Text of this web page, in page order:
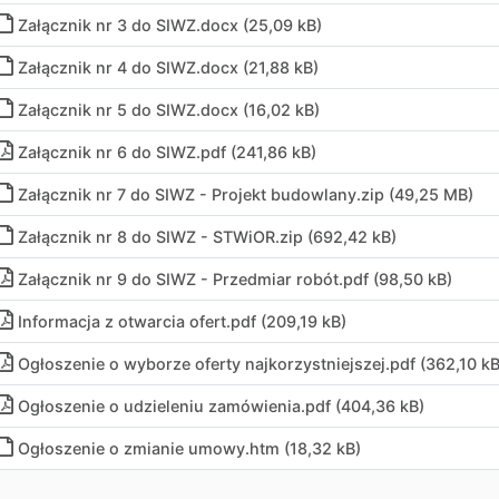
Załącznik nr 3 do SIWZ.docx (25,09 kB)
Załącznik nr 4 do SIWZ.docx (21,88 kB)
Załącznik nr 5 do SIWZ.docx (16,02 kB)
Załącznik nr 6 do SIWZ.pdf (241,86 kB)
Załącznik nr 7 do SIWZ - Projekt budowlany.zip (49,25 MB)
Załącznik nr 8 do SIWZ - STWiOR.zip (692,42 kB)
Załącznik nr 9 do SIWZ - Przedmiar robót.pdf (98,50 kB)
Informacja z otwarcia ofert.pdf (209,19 kB)
Ogłoszenie o wyborze oferty najkorzystniejszej.pdf (362,10
Ogłoszenie o udzieleniu zamówienia.pdf (404,36 kB)
Ogłoszenie o zmianie umowy.htm (18,32 kB)